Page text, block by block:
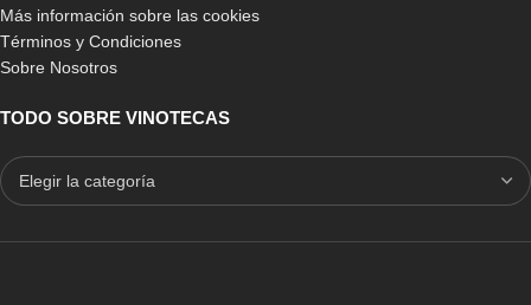
Más información sobre las cookies
Términos y Condiciones
Sobre Nosotros
TODO SOBRE VINOTECAS